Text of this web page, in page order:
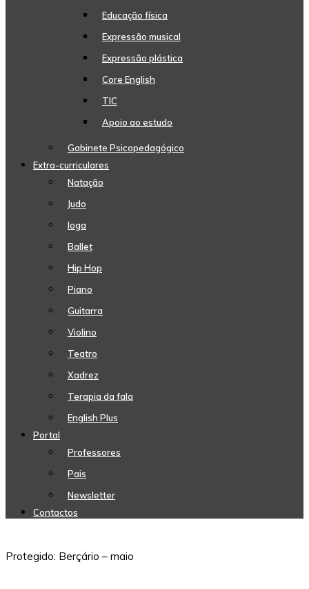
Educação física
Expressão musical
Expressão plástica
Core English
TIC
Apoio ao estudo
Gabinete Psicopedagógico
Extra-curriculares
Natação
Judo
Ioga
Ballet
Hip Hop
Piano
Guitarra
Violino
Teatro
Xadrez
Terapia da fala
English Plus
Portal
Professores
Pais
Newsletter
Contactos
Protegido: Berçário – maio